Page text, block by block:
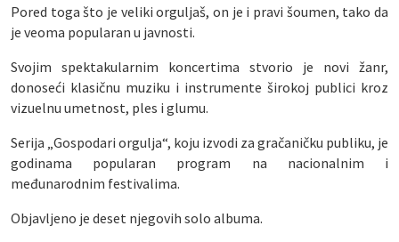
Pored toga što je veliki orguljaš, on je i pravi šoumen, tako da
je veoma popularan u javnosti.
Svojim spektakularnim koncertima stvorio je novi žanr,
donoseći klasičnu muziku i instrumente širokoj publici kroz
vizuelnu umetnost, ples i glumu.
Serija „Gospodari orgulja“, koju izvodi za gračaničku publiku, je
godinama popularan program na nacionalnim i
međunarodnim festivalima.
Objavljeno je deset njegovih solo albuma.